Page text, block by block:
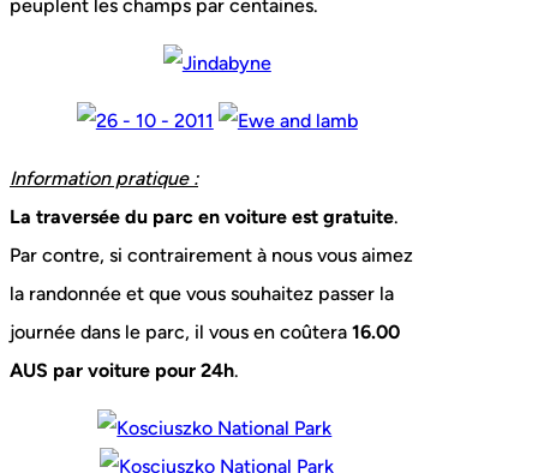
peuplent les champs par centaines.
Information pratique :
La traversée du parc en voiture est gratuite.
Par contre, si contrairement à nous vous aimez
la randonnée et que vous souhaitez passer la
journée dans le parc, il vous en coûtera 16.00
AUS par voiture pour 24h.